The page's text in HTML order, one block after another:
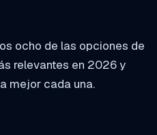
ocho de las opciones de
relevantes en 2026 y
mejor cada una.